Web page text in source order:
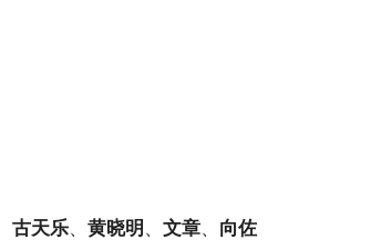
古天乐、 黄晓明、 文章、 向佐